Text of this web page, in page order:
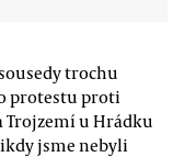
trochu
protestu proti
Trojzemí u Hrádku
jsme nebyli